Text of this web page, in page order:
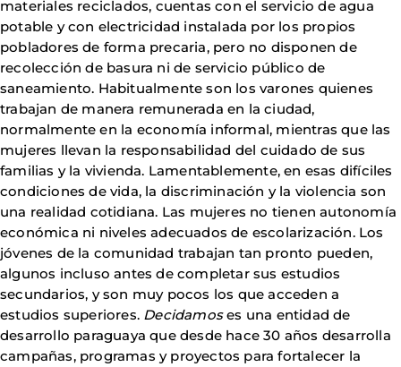
materiales reciclados, cuentas con el servicio de agua
potable y con electricidad instalada por los propios
pobladores de forma precaria, pero no disponen de
recolección de basura ni de servicio público de
saneamiento. Habitualmente son los varones quienes
trabajan de manera remunerada en la ciudad,
normalmente en la economía informal, mientras que las
mujeres llevan la responsabilidad del cuidado de sus
familias y la vivienda. Lamentablemente, en esas difíciles
condiciones de vida, la discriminación y la violencia son
una realidad cotidiana. Las mujeres no tienen autonomía
económica ni niveles adecuados de escolarización. Los
jóvenes de la comunidad trabajan tan pronto pueden,
algunos incluso antes de completar sus estudios
secundarios, y son muy pocos los que acceden a
estudios superiores. Decidamoses una entidad de
desarrollo paraguaya que desde hace 30 años desarrolla
campañas, programas y proyectos para fortalecer la